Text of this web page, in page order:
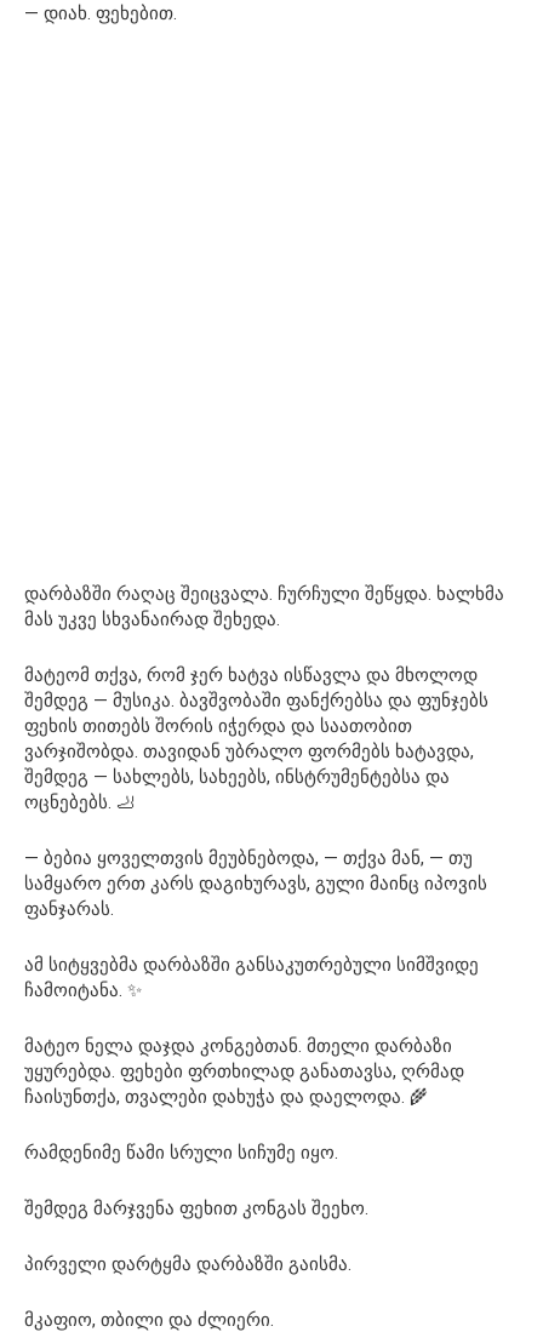
— დიახ. ფეხებით.
დარბაზში რაღაც შეიცვალა. ჩურჩული შეწყდა. ხალხმა
მას უკვე სხვანაირად შეხედა.
მატეომ თქვა, რომ ჯერ ხატვა ისწავლა და მხოლოდ
შემდეგ — მუსიკა. ბავშვობაში ფანქრებსა და ფუნჯებს
ფეხის თითებს შორის იჭერდა და საათობით
ვარჯიშობდა. თავიდან უბრალო ფორმებს ხატავდა,
შემდეგ — სახლებს, სახეებს, ინსტრუმენტებსა და
ოცნებებს. 🦶
— ბებია ყოველთვის მეუბნებოდა, — თქვა მან, — თუ
სამყარო ერთ კარს დაგიხურავს, გული მაინც იპოვის
ფანჯარას.
ამ სიტყვებმა დარბაზში განსაკუთრებული სიმშვიდე
ჩამოიტანა. ✨
მატეო ნელა დაჯდა კონგებთან. მთელი დარბაზი
უყურებდა. ფეხები ფრთხილად განათავსა, ღრმად
ჩაისუნთქა, თვალები დახუჭა და დაელოდა. 🌾
რამდენიმე წამი სრული სიჩუმე იყო.
შემდეგ მარჯვენა ფეხით კონგას შეეხო.
პირველი დარტყმა დარბაზში გაისმა.
მკაფიო, თბილი და ძლიერი.